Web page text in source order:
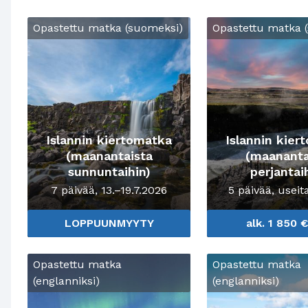
Opastettu matka (suomeksi)
Lue lisää aiheesta: Islannin kiertomatka
Islannin kiertomatka
(maanantaista
sunnuntaihin)
7 päivää, 13.–19.7.2026
LOPPUUNMYYTY
Opastettu matka
Lue lisää
Islannin
5 päivää,
alk. 1 850
Opastettu matka
(englanniksi)
Lue lisää aiheesta: Islannin ympäri revontulia
Opastettu matka
(englanniksi)
Lue lisää